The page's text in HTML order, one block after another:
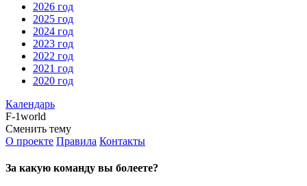
2026 год
2025 год
2024 год
2023 год
2022 год
2021 год
2020 год
Календарь
F-1world
Сменить тему
О проекте Правила Контакты
За какую команду вы болеете?